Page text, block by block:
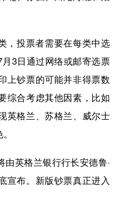
Français عربى
投票者需要在每类中选
3日通过网络或邮寄选票
上钞票的可能并非得票数
综合考虑其他因素，比如
英格兰、苏格兰、威尔士
英格兰银行行长安德鲁·
宣布。新版钞票真正进入